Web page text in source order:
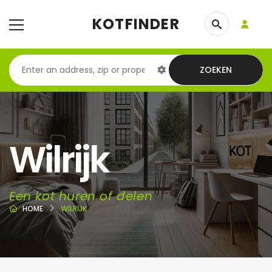
KOTFINDER
ZOEKEN
Wilrijk
Een kot huren of delen
HOME WILRIJK